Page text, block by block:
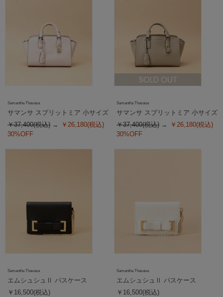
Samantha Thavasa
サマンサ スプリットミア 小サイズ
￥37,400(税込)
￥26,180(税込)
30%OFF
Samantha Thavasa
サマンサ スプリットミア 小サイズ
￥37,400(税込)
￥26,180(税込)
30%OFF
Samantha Thavasa
エムシュシュⅡ パスケース
￥16,500(税込)
Samantha Thavasa
エムシュシュⅡ パスケース
￥16,500(税込)